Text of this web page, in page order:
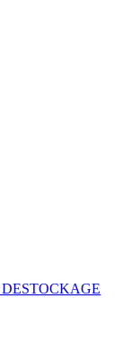
DESTOCKAGE